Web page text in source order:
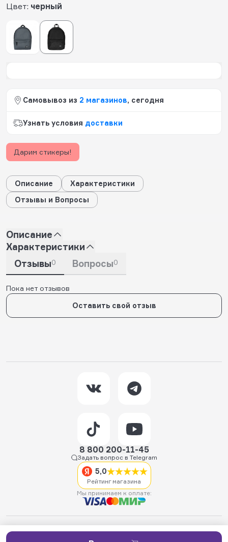
Цвет: черный
Самовывоз из 2 магазинов, сегодня
Узнать условия доставки
Дарим стикеры!
Описание
Характеристики
Отзывы и Вопросы
Описание
Характеристики
Отзывы0 Вопросы0
Пока нет отзывов
Оставить свой отзыв
8 800 200-11-45
Задать вопрос в Telegram
5,0
Рейтинг магазина
Мы принимаем к оплате: